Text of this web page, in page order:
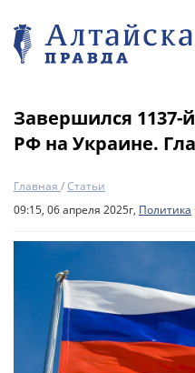
Завершился 1137-
РФ на Украине.
Главная /Статьи
09:15, 06 апреля 2025г, Политика